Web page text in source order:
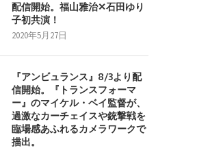
配信開始。福山雅治✕石田ゆり
子初共演！
2020年5月27日
『アンビュランス』8/3より配
信開始。『トランスフォーマ
ー』のマイケル・ベイ監督が、
過激なカーチェイスや銃撃戦を
臨場感あふれるカメラワークで
描出。